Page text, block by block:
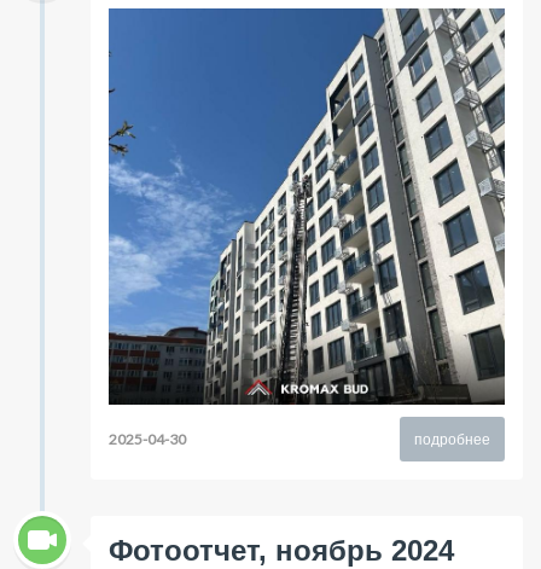
подробнее
2025-04-30
Фотоотчет, ноябрь 2024